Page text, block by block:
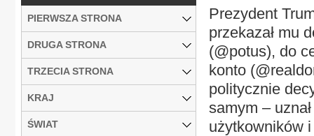
Prezydent
przekazał mu
(@potus), do
konto
politycznie
samym –
użytkowników
PIERWSZA STRONA
DRUGA STRONA
TRZECIA STRONA
KRAJ
ŚWIAT